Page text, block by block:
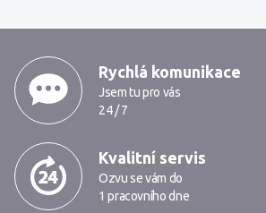
MarkMedia
Rychlá komunikace
Jsem tu pro vás
24 / 7
Kvalitní servis
Ozvu se vám do
1 pracovního dne